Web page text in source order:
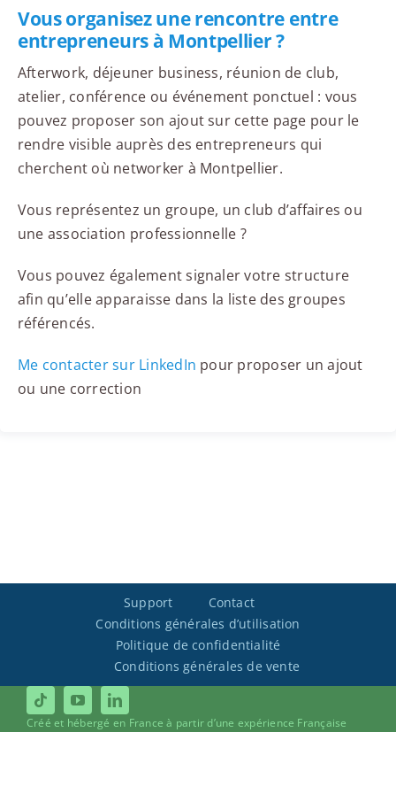
Vous organisez une rencontre entre
entrepreneurs à Montpellier ?
Afterwork, déjeuner business, réunion de club,
atelier, conférence ou événement ponctuel : vous
pouvez proposer son ajout sur cette page pour le
rendre visible auprès des entrepreneurs qui
cherchent où networker à Montpellier.
Vous représentez un groupe, un club d’affaires ou
une association professionnelle ?
Vous pouvez également signaler votre structure
afin qu’elle apparaisse dans la liste des groupes
référencés.
Me contacter sur LinkedIn pour proposer un ajout
ou une correction
Support
Contact
Conditions générales d’utilisation
Politique de confidentialité
Conditions générales de vente
Créé et hébergé en France à partir d’une expérience Française